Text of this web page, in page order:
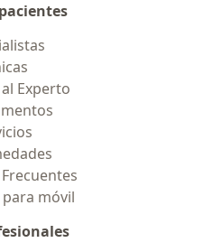
Experto
móvil